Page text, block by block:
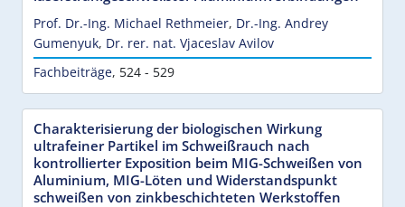
Prof. Dr.-Ing. Michael Rethmeier, Dr.-Ing. Andrey
Gumenyuk, Dr. rer. nat. Vjaceslav Avilov
Fachbeiträge, 524 - 529
Charakterisierung der biologischen Wirkung
ultrafeiner Partikel im Schweißrauch nach
kontrollierter Exposition beim MIG-Schweißen von
Aluminium, MIG-Löten und Widerstandspunkt
schweißen von zinkbeschichteten Werkstoffen